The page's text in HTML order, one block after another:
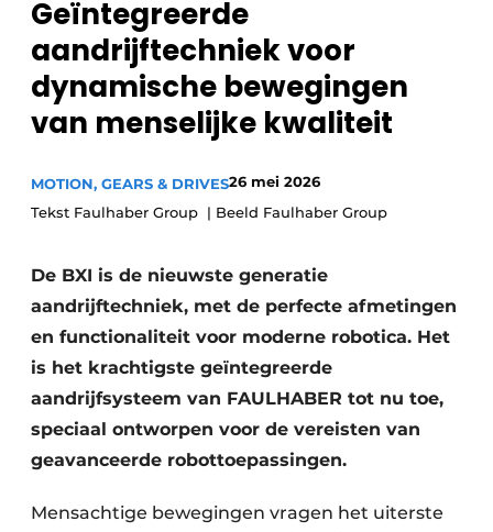
Privacy / Cookie statement
Vacature aanmelden
Vacatures
Video’s
Geïntegreerde
aandrijftechniek voor
dynamische bewegingen
van menselijke kwaliteit
MOTION, GEARS & DRIVES26 mei 2026
Tekst Faulhaber Group | Beeld Faulhaber Group
De BXI is de nieuwste generatie
aandrijftechniek, met de perfecte afmetingen
en functionaliteit voor moderne robotica. Het
is het krachtigste geïntegreerde
aandrijfsysteem van FAULHABER tot nu toe,
speciaal ontworpen voor de vereisten van
geavanceerde robottoepassingen.
Mensachtige bewegingen vragen het uiterste